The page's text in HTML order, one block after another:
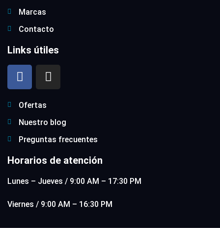
Marcas
Contacto
Links útiles
Ofertas
Nuestro blog
Preguntas frecuentes
Horarios de atención
Lunes – Jueves / 9:00 AM – 17:30 PM
Viernes / 9:00 AM – 16:30 PM